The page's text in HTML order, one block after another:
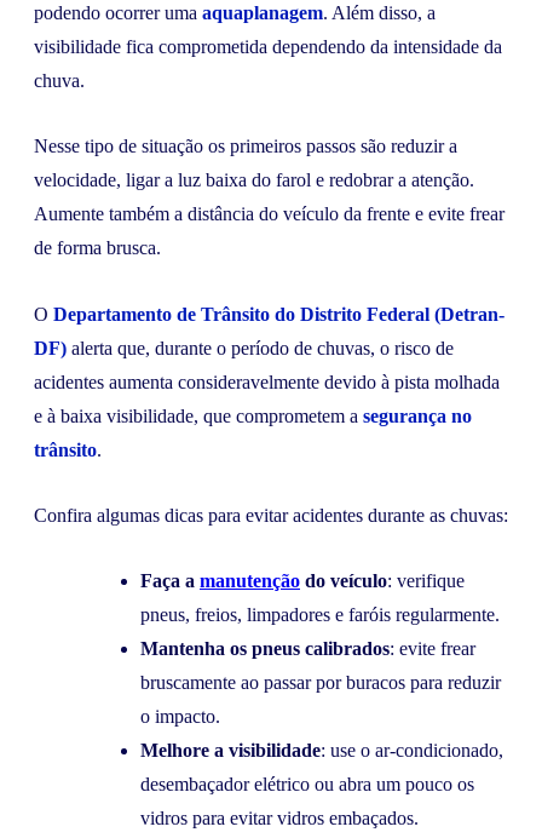
podendo ocorrer uma aquaplanagem. Além disso, a
visibilidade fica comprometida dependendo da intensidade da
chuva.
Nesse tipo de situação os primeiros passos são reduzir a
velocidade, ligar a luz baixa do farol e redobrar a atenção.
Aumente também a distância do veículo da frente e evite frear
de forma brusca.
O Departamento de Trânsito do Distrito Federal (Detran-
DF) alerta que, durante o período de chuvas, o risco de
acidentes aumenta consideravelmente devido à pista molhada
e à baixa visibilidade, que comprometem a segurança no
trânsito.
Confira algumas dicas para evitar acidentes durante as chuvas:
Faça a manutenção do veículo: verifique
pneus, freios, limpadores e faróis regularmente.
Mantenha os pneus calibrados: evite frear
bruscamente ao passar por buracos para reduzir
o impacto.
Melhore a visibilidade: use o ar-condicionado,
desembaçador elétrico ou abra um pouco os
vidros para evitar vidros embaçados.